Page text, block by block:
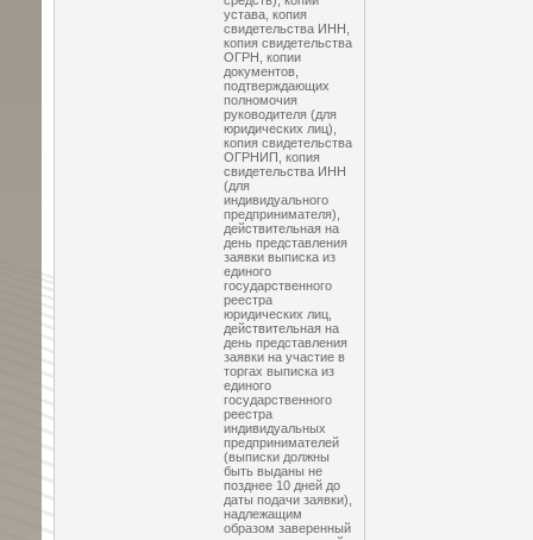
устава, копия
свидетельства ИНН,
копия свидетельства
ОГРН, копии
документов,
подтверждающих
полномочия
руководителя (для
юридических лиц),
копия свидетельства
ОГРНИП, копия
свидетельства ИНН
(для
индивидуального
предпринимателя),
действительная на
день представления
заявки выписка из
единого
государственного
реестра
юридических лиц,
действительная на
день представления
заявки на участие в
торгах выписка из
единого
государственного
реестра
индивидуальных
предпринимателей
(выписки должны
быть выданы не
позднее 10 дней до
даты подачи заявки),
надлежащим
образом заверенный